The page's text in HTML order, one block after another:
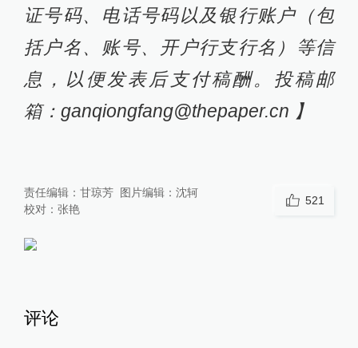
证号码、电话号码以及银行账户（包
括户名、账号、开户行支行名）等信
息，以便发表后支付稿酬。投稿邮
箱：ganqiongfang@thepaper.cn 】
责任编辑： 甘琼芳 图片编辑： 沈轲
校对： 张艳
521
评论